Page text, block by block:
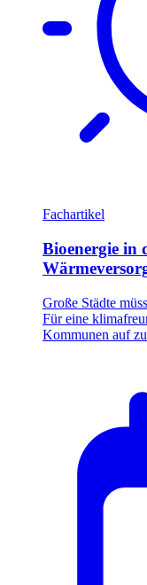
Fachartikel
Bioenergie in
Große Städte
Für eine
Kommunen auf